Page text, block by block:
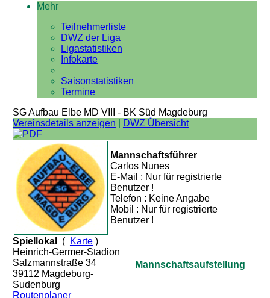
Mehr
Teilnehmerliste
DWZ der Liga
Ligastatistiken
Infokarte
Saisonstatistiken
Termine
SG Aufbau Elbe MD VIII - BK Süd Magdeburg
Vereinsdetails anzeigen
DWZ Übersicht
Mannschaftsführer
Carlos Nunes
E-Mail : Nur für registrierte
Benutzer !
Telefon : Keine Angabe
Mobil : Nur für registrierte
Benutzer !
Spiellokal ( Karte)
Heinrich-Germer-Stadion
Salzmannstraße 34
39112 Magdeburg-
Sudenburg
Routenplaner
Mannschaftsaufstellung